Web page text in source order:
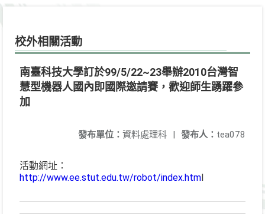
校外相關活動
南臺科技大學訂於99/5/22~23舉辦2010台灣智
慧型機器人國內即國際邀請賽，歡迎師生踴躍參
加
發布人： tea078
發布單位： 資料處理科 |
活動網址：
http://www.ee.stut.edu.tw/robot/index.html